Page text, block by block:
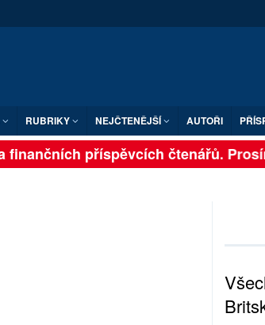
RUBRIKY NEJČTENĚJŠÍ AUTOŘI
příspěvcích čtenářů.